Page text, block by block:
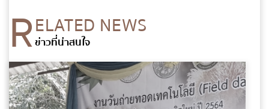
RELATED NEWS
ข่าวที่น่าสนใจ